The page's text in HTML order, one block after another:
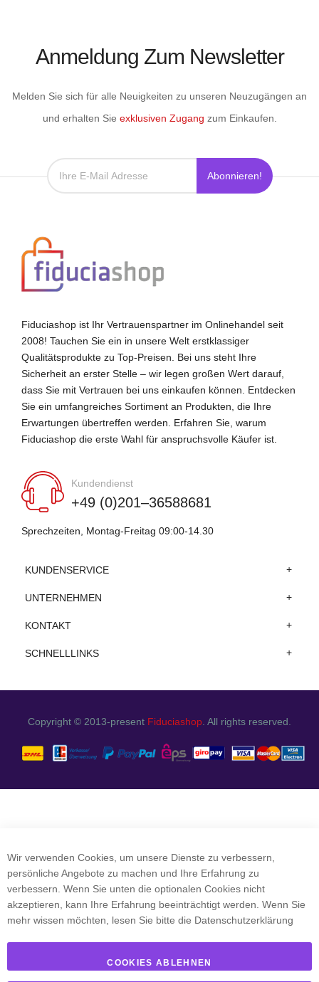
Anmeldung Zum Newsletter
Melden Sie sich für alle Neuigkeiten zu unseren Neuzugängen an
und erhalten Sie exklusiven Zugang zum Einkaufen.
Abonnieren!
Fiduciashop ist Ihr Vertrauenspartner im Onlinehandel seit
2008! Tauchen Sie ein in unsere Welt erstklassiger
Qualitätsprodukte zu Top-Preisen. Bei uns steht Ihre
Sicherheit an erster Stelle – wir legen großen Wert darauf,
dass Sie mit Vertrauen bei uns einkaufen können. Entdecken
Sie ein umfangreiches Sortiment an Produkten, die Ihre
Erwartungen übertreffen werden. Erfahren Sie, warum
Fiduciashop die erste Wahl für anspruchsvolle Käufer ist.
Kundendienst
+49 (0)201–36588681
Sprechzeiten, Montag-Freitag 09:00-14.30
KUNDENSERVICE
UNTERNEHMEN
KONTAKT
SCHNELLLINKS
Copyright © 2013-present Fiduciashop . All rights reserved.
Wir verwenden Cookies, um unsere Dienste zu verbessern,
persönliche Angebote zu machen und Ihre Erfahrung zu
verbessern. Wenn Sie unten die optionalen Cookies nicht
akzeptieren, kann Ihre Erfahrung beeinträchtigt werden. Wenn Sie
mehr wissen möchten, lesen Sie bitte die Datenschutzerklärung
COOKIES ABLEHNEN